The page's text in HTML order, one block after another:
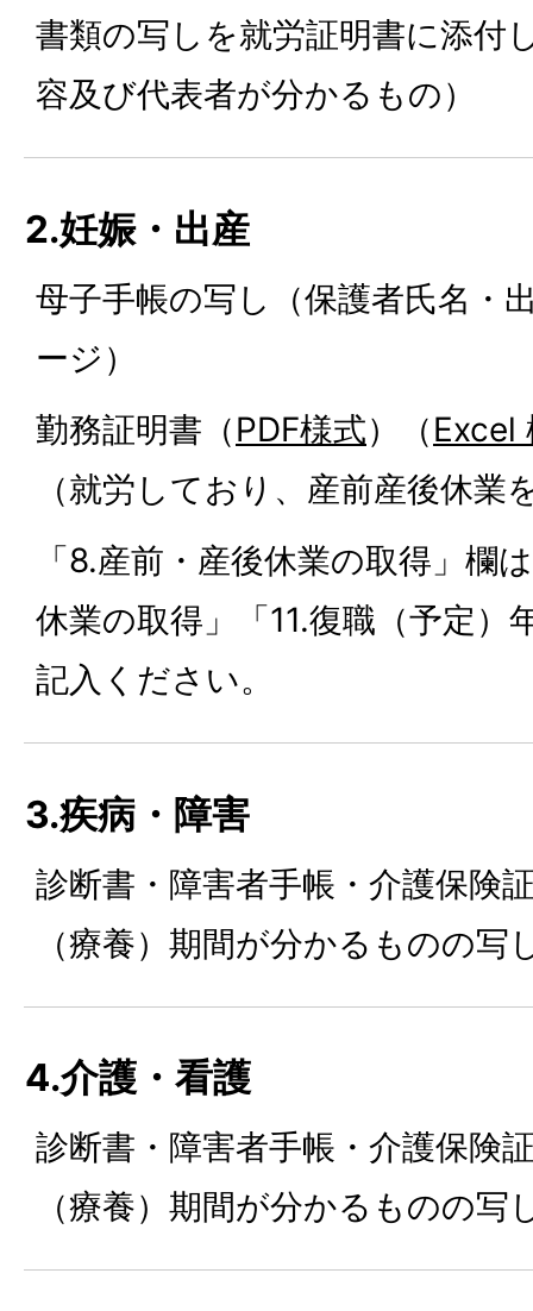
書類の写しを就労証明書に添付
容及び代表者が分かるもの）
2.妊娠・出産
母子手帳の写し（保護者氏名・
ージ）
勤務証明書（PDF様式）（Excel
（就労しており、産前産後休業
「8.産前・産後休業の取得」欄
休業の取得」「11.復職（予定）
記入ください。
3.疾病・障害
診断書・障害者手帳・介護保険
（療養）期間が分かるものの写
4.介護・看護
診断書・障害者手帳・介護保険
（療養）期間が分かるものの写